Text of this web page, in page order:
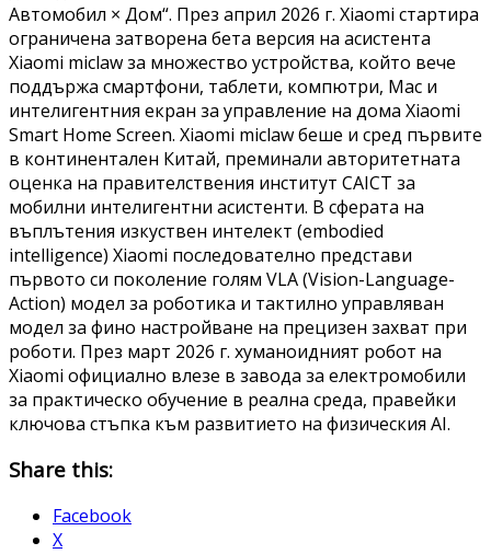
Автомобил × Дом“. През април 2026 г. Xiaomi стартира
ограничена затворена бета версия на асистента
Xiaomi miclaw за множество устройства, който вече
поддържа смартфони, таблети, компютри, Mac и
интелигентния екран за управление на дома Xiaomi
Smart Home Screen. Xiaomi miclaw беше и сред първите
в континентален Китай, преминали авторитетната
оценка на правителствения институт CAICT за
мобилни интелигентни асистенти. В сферата на
въплътения изкуствен интелект (embodied
intelligence) Xiaomi последователно представи
първото си поколение голям VLA (Vision-Language-
Action) модел за роботика и тактилно управляван
модел за фино настройване на прецизен захват при
роботи. През март 2026 г. хуманоидният робот на
Xiaomi официално влезе в завода за електромобили
за практическо обучение в реална среда, правейки
ключова стъпка към развитието на физическия AI.
Share this:
Facebook
X